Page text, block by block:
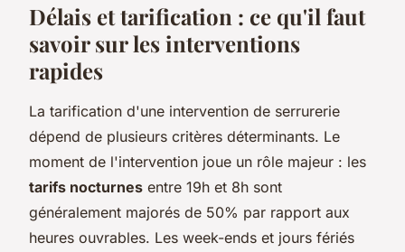
Délais et tarification : ce qu'il faut
savoir sur les interventions
rapides
La tarification d'une intervention de serrurerie
dépend de plusieurs critères déterminants. Le
moment de l'intervention joue un rôle majeur : les
tarifs nocturnes entre 19h et 8h sont
généralement majorés de 50% par rapport aux
heures ouvrables. Les week-ends et jours fériés